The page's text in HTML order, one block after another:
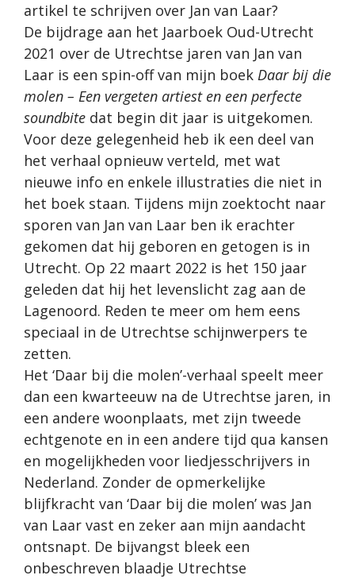
artikel te schrijven over Jan van Laar?
De bijdrage aan het Jaarboek Oud-Utrecht
2021 over de Utrechtse jaren van Jan van
Laar is een spin-off van mijn boek Daar bij die
molen – Een vergeten artiest en een perfecte
soundbite dat begin dit jaar is uitgekomen.
Voor deze gelegenheid heb ik een deel van
het verhaal opnieuw verteld, met wat
nieuwe info en enkele illustraties die niet in
het boek staan. Tijdens mijn zoektocht naar
sporen van Jan van Laar ben ik erachter
gekomen dat hij geboren en getogen is in
Utrecht. Op 22 maart 2022 is het 150 jaar
geleden dat hij het levenslicht zag aan de
Lagenoord. Reden te meer om hem eens
speciaal in de Utrechtse schijnwerpers te
zetten.
Het ‘Daar bij die molen’-verhaal speelt meer
dan een kwarteeuw na de Utrechtse jaren, in
een andere woonplaats, met zijn tweede
echtgenote en in een andere tijd qua kansen
en mogelijkheden voor liedjesschrijvers in
Nederland. Zonder de opmerkelijke
blijfkracht van ‘Daar bij die molen’ was Jan
van Laar vast en zeker aan mijn aandacht
ontsnapt. De bijvangst bleek een
onbeschreven blaadje Utrechtse